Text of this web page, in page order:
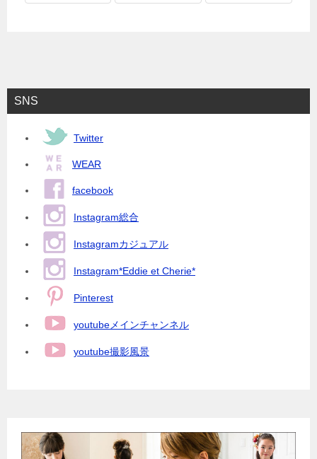
SNS
Twitter
WEAR
facebook
Instagram総合
Instagramカジュアル
Instagram*Eddie et Cherie*
Pinterest
youtubeメインチャンネル
youtube撮影風景